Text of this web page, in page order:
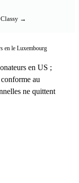
Classy →
en le Luxembourg
en US ;
au
ne quittent